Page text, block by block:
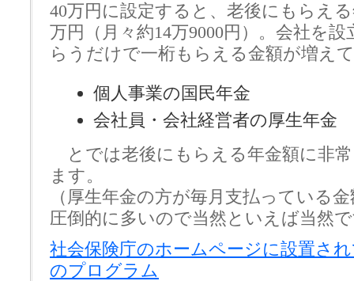
40万円に設定すると、老後にもらえ
万円（月々約14万9000円）。会社を
らうだけで一桁もらえる金額が増え
個人事業の国民年金
会社員・会社経営者の厚生年金
とでは老後にもらえる年金額に非
ます。
（厚生年金の方が毎月支払っている
圧倒的に多いので当然といえば当然
社会保険庁のホームページに設置さ
のプログラム